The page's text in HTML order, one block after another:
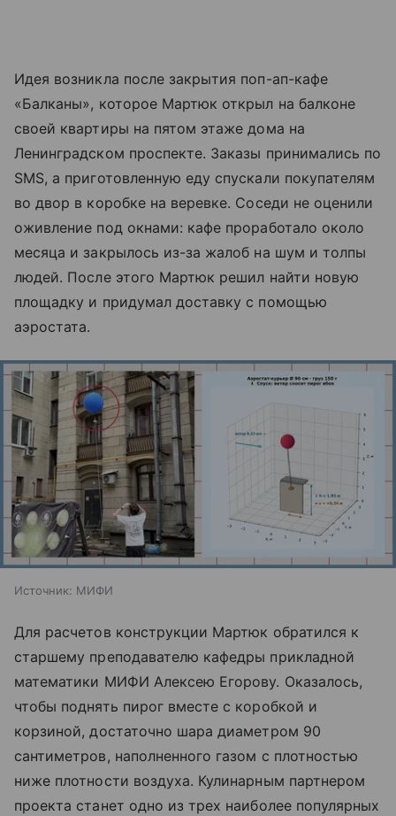
Идея возникла после закрытия поп-ап-кафе
«Балканы», которое Мартюк открыл на балконе
своей квартиры на пятом этаже дома на
Ленинградском проспекте. Заказы принимались по
SMS, а приготовленную еду спускали покупателям
во двор в коробке на веревке. Соседи не оценили
оживление под окнами: кафе проработало около
месяца и закрылось из-за жалоб на шум и толпы
людей. После этого Мартюк решил найти новую
площадку и придумал доставку с помощью
аэростата.
Источник: МИФИ
Для расчетов конструкции Мартюк обратился к
старшему преподавателю кафедры прикладной
математики МИФИ Алексею Егорову. Оказалось,
чтобы поднять пирог вместе с коробкой и
корзиной, достаточно шара диаметром 90
сантиметров, наполненного газом с плотностью
ниже плотности воздуха. Кулинарным партнером
проекта станет одно из трех наиболее популярных